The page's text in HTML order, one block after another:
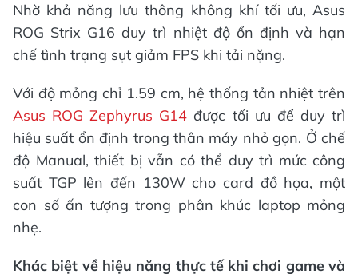
Nhờ khả năng lưu thông không khí tối ưu, Asus
ROG Strix G16 duy trì nhiệt độ ổn định và hạn
chế tình trạng sụt giảm FPS khi tải nặng.
Với độ mỏng chỉ 1.59 cm, hệ thống tản nhiệt trên
Asus ROG Zephyrus G14 được tối ưu để duy trì
hiệu suất ổn định trong thân máy nhỏ gọn. Ở chế
độ Manual, thiết bị vẫn có thể duy trì mức công
suất TGP lên đến 130W cho card đồ họa, một
con số ấn tượng trong phân khúc laptop mỏng
nhẹ.
Khác biệt về hiệu năng thực tế khi chơi game và